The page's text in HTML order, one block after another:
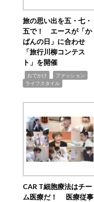
旅の思い出を五・七・
五で！ エースが「か
ばんの日」に合わせ
「旅行川柳コンテス
ト」を開催
おでかけ ファッション
ライフスタイル
CAR T細胞療法はチー
ム医療だ！ 医療従事